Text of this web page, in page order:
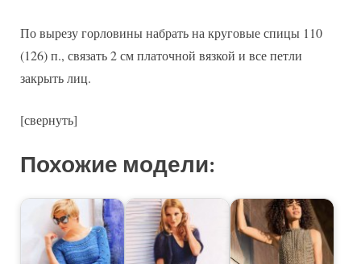
По вырезу горловины набрать на круговые спицы 110
(126) п., связать 2 см платочной вязкой и все петли
закрыть лиц.
[свернуть]
Похожие модели: